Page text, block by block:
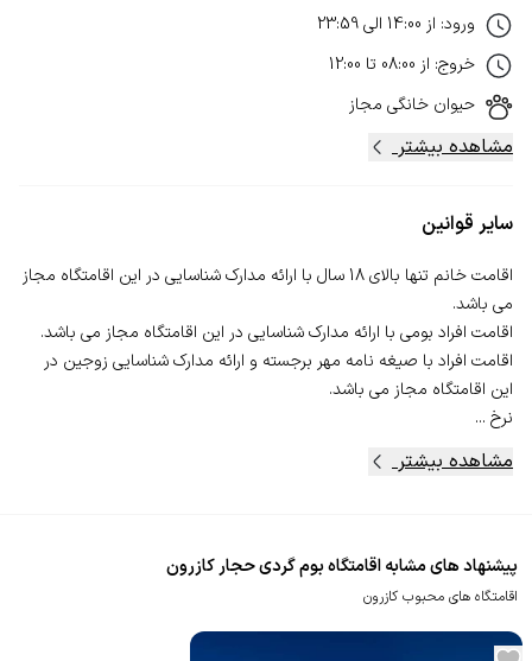
ورود: از 14:00 الی23:59
خروج: از 08:00 تا 12:00
حیوان خانگی مجاز
مشاهده بیشتر
سایر قوانین
اقامت خانم تنها بالای 18 سال با ارائه مدارک شناسایی در این اقامتگاه مجاز
اقامت افراد با صیغه نامه مهر برجسته و ارائه مدارک شناسایی زوجین در
نرخ ...
مشاهده بیشتر
پیشنهاد های مشابه اقامتگاه بوم گردی حجار کازرون
اقامتگاه های محبوب کازرون